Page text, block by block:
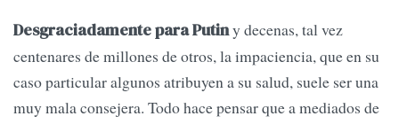
Desgraciadamente para Putiny decenas, tal vez
centenares de millones de otros, la impaciencia, que en su
caso particular algunos atribuyen a su salud, suele ser una
muy mala consejera. Todo hace pensar que a mediados de